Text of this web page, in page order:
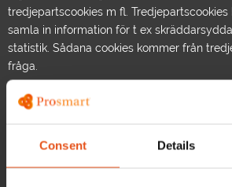
Consent Details
tredjepartscookies m fl.
samla in information för t ex
statistik. Sådana cookies kommer från
fråga.
Vad säger lagen om cookies?
som besöker en sajt som använder sig av
information om att sajten använder cookies,